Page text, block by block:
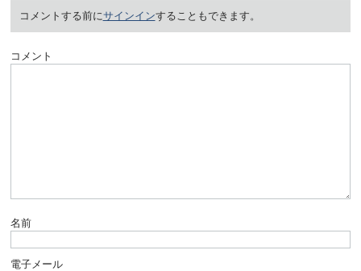
コメントする前にサインインすることもできます。
コメント
名前
電子メール